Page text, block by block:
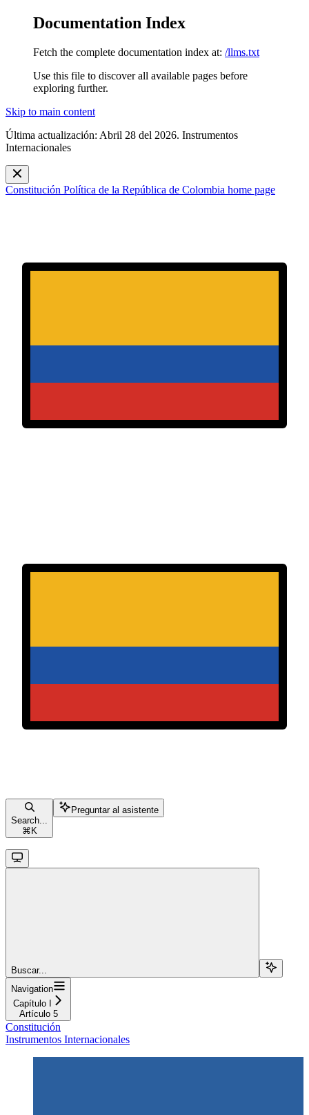
Documentation Index
Fetch the complete documentation index at: /llms.txt
Use this file to discover all available pages before
exploring further.
Skip to main content
Última actualización: Abril 28 del 2026. Instrumentos
Internacionales
Constitución Política de la República de Colombia home page
Search...
⌘ K
Preguntar al asistente
Buscar...
Navigation
Capítulo I
Artículo 5
Constitución
Instrumentos Internacionales